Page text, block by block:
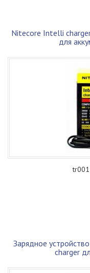
Nitecore Intelli
для
Зарядное
charger